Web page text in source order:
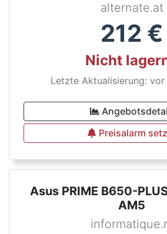
alternate.at
212 €
Nicht
Letzte Aktualisierung: vor
Preisalarm
Asus PRIME B650-
AM5